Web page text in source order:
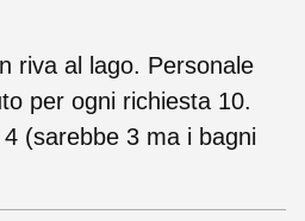
riva al lago. Personale
per ogni richiesta 10.
(sarebbe 3 ma i bagni